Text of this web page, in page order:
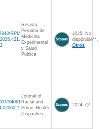
RPM
Revista
Peruana de
Medicina
Experimental
y Salud
Publica
2025: No
disponible**,
Otros
S4061
02060-7
Journal of
Racial and
Ethnic Health
Disparities
2024: Q1